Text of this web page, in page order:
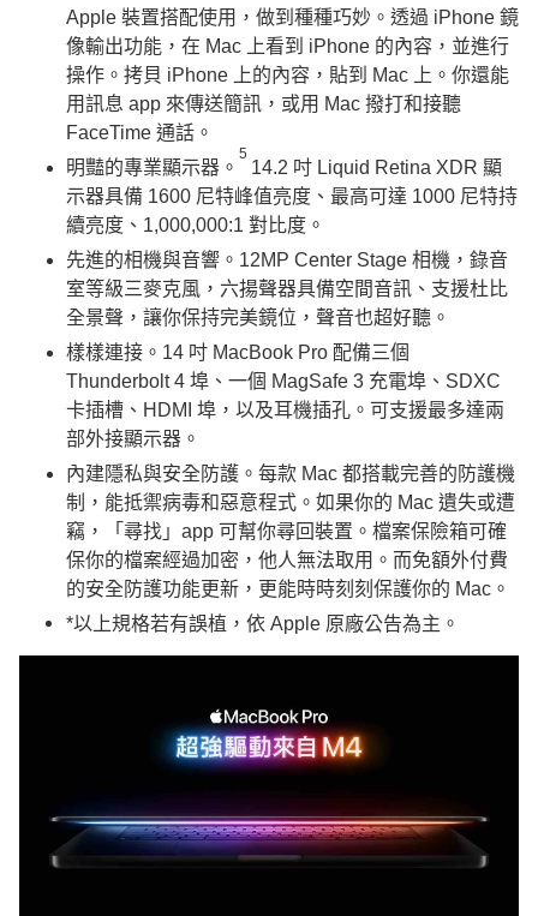
Apple 裝置搭配使用，做到種種巧妙。透過 iPhone 鏡
像輸出功能，在 Mac 上看到 iPhone 的內容，並進行
操作。拷貝 iPhone 上的內容，貼到 Mac 上。你還能
用訊息 app 來傳送簡訊，或用 Mac 撥打和接聽
FaceTime 通話。
明豔的專業顯示器。
5
14.2 吋 Liquid Retina XDR 顯
示器具備 1600 尼特峰值亮度、最高可達 1000 尼特持
續亮度、1,000,000:1 對比度。
先進的相機與音響。12MP Center Stage 相機，錄音
室等級三麥克風，六揚聲器具備空間音訊、支援杜比
全景聲，讓你保持完美鏡位，聲音也超好聽。
樣樣連接。14 吋 MacBook Pro 配備三個
Thunderbolt 4 埠、一個 MagSafe 3 充電埠、SDXC
卡插槽、HDMI 埠，以及耳機插孔。可支援最多達兩
部外接顯示器。
內建隱私與安全防護。每款 Mac 都搭載完善的防護機
制，能抵禦病毒和惡意程式。如果你的 Mac 遺失或遭
竊，「尋找」app 可幫你尋回裝置。檔案保險箱可確
保你的檔案經過加密，他人無法取用。而免額外付費
的安全防護功能更新，更能時時刻刻保護你的 Mac。
*以上規格若有誤植，依 Apple 原廠公告為主。